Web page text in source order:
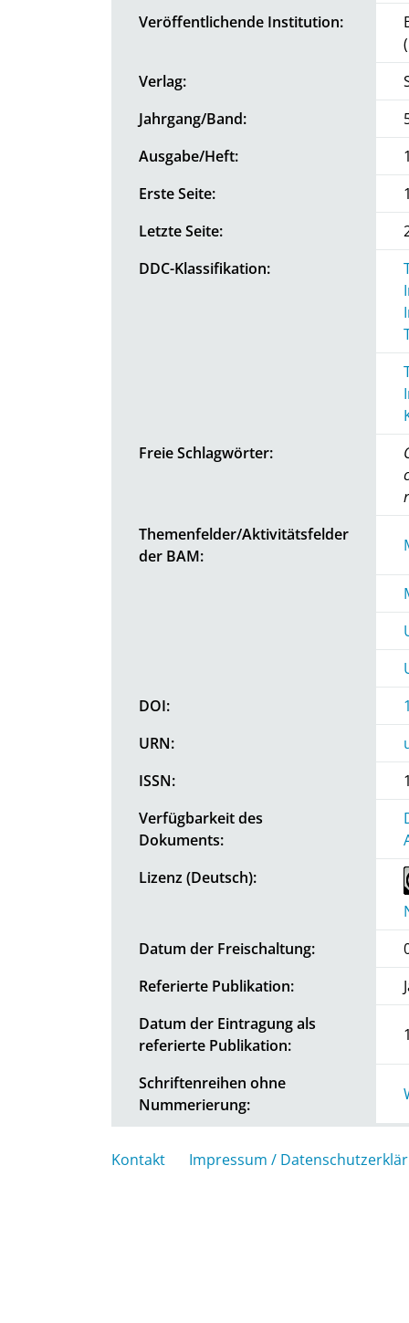
Veröffentlichende Institution:
Verlag:
Jahrgang/Band:
Ausgabe/Heft:
Erste Seite:
Letzte Seite:
DDC-Klassifikation:
Freie Schlagwörter:
Themenfelder/Aktivitätsfelder
der BAM:
DOI:
URN:
ISSN:
Verfügbarkeit des
Dokuments:
Lizenz (Deutsch):
Datum der Freischaltung:
Referierte Publikation:
Datum der Eintragung als
referierte Publikation:
Schriftenreihen ohne
Nummerierung:
Kontakt Impressum /